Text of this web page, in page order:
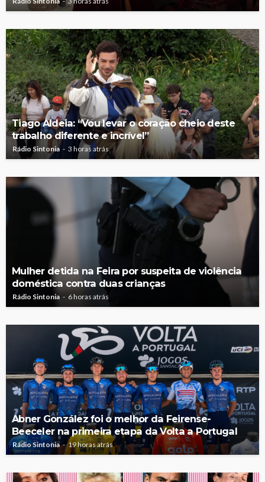
Tiago Aldeia: “Vou levar o coração cheio deste
trabalho diferente e incrível”
Rádio Sintonia 3 horas atrás
Mulher detida na Feira por suspeita de violência
doméstica contra duas crianças
Rádio Sintonia 6 horas atrás
Abner González foi o melhor da Feirense-
Beeceler na primeira etapa da Volta a Portugal
Rádio Sintonia 19 horas atrás